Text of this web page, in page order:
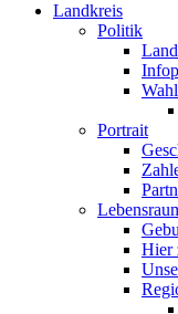
Landkreis
Politik
Portrait
Hier